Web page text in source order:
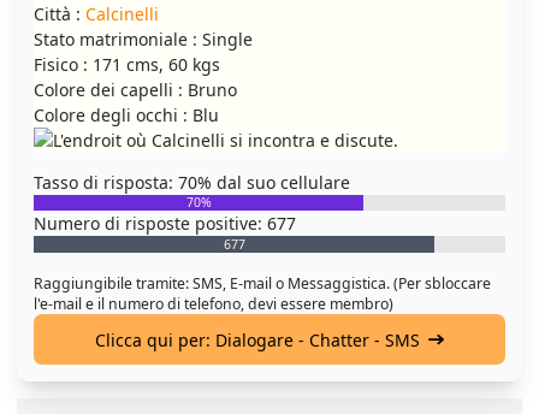
Città : Calcinelli
Stato matrimoniale : Single
Fisico : 171 cms, 60 kgs
Colore dei capelli : Bruno
Colore degli occhi : Blu
Tasso di risposta: 70% dal suo cellulare
70%
Numero di risposte positive: 677
677
Raggiungibile tramite: SMS, E-mail o Messaggistica. (Per sbloccare
l'e-mail e il numero di telefono, devi essere membro)
Clicca qui per: Dialogare - Chatter - SMS